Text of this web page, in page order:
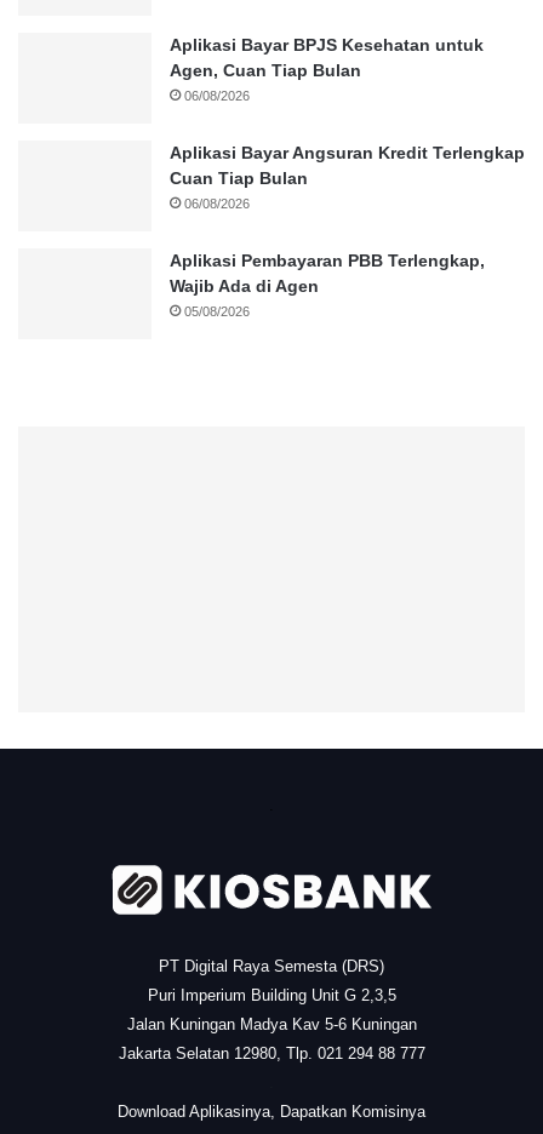
Aplikasi Bayar BPJS Kesehatan untuk
Agen, Cuan Tiap Bulan
06/08/2026
Aplikasi Bayar Angsuran Kredit Terlengkap
Cuan Tiap Bulan
06/08/2026
Aplikasi Pembayaran PBB Terlengkap,
Wajib Ada di Agen
05/08/2026
.
PT Digital Raya Semesta (DRS)
Puri Imperium Building Unit G 2,3,5
Jalan Kuningan Madya Kav 5-6 Kuningan
Jakarta Selatan 12980, Tlp. 021 294 88 777
Download Aplikasinya, Dapatkan Komisinya